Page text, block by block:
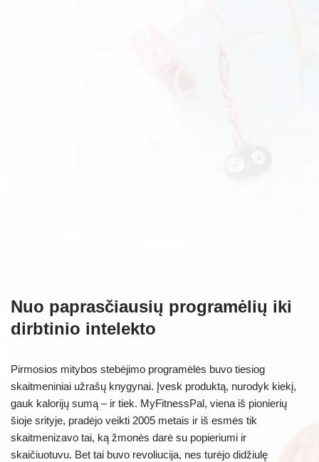
Nuo paprasčiausių programėlių iki
dirbtinio intelekto
Pirmosios mitybos stebėjimo programėlės buvo tiesiog
skaitmeniniai užrašų knygynai. Įvesk produktą, nurodyk kiekį,
gauk kalorijų sumą – ir tiek. MyFitnessPal, viena iš pionierių
šioje srityje, pradėjo veikti 2005 metais ir iš esmės tik
skaitmenizavo tai, ką žmonės darė su popieriumi ir
skaičiuotuvu. Bet tai buvo revoliucija, nes turėjo didžiulę